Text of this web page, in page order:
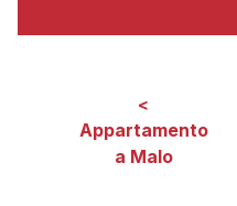
<
Appartamento
a Malo